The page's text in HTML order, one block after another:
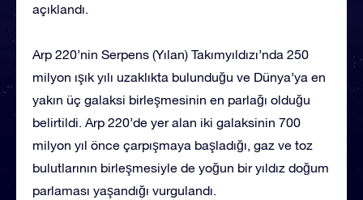
açıklandı.
Arp 220’nin Serpens (Yılan) Takımyıldızı’nda 250
milyon ışık yılı uzaklıkta bulunduğu ve Dünya’ya en
yakın üç galaksi birleşmesinin en parlağı olduğu
belirtildi. Arp 220’de yer alan iki galaksinin 700
milyon yıl önce çarpışmaya başladığı, gaz ve toz
bulutlarının birleşmesiyle de yoğun bir yıldız doğum
parlaması yaşandığı vurgulandı.